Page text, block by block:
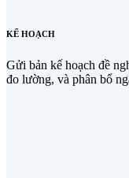
KẾ HOẠCH
Gửi bản kế hoạch đề
đo lường, và phân bổ